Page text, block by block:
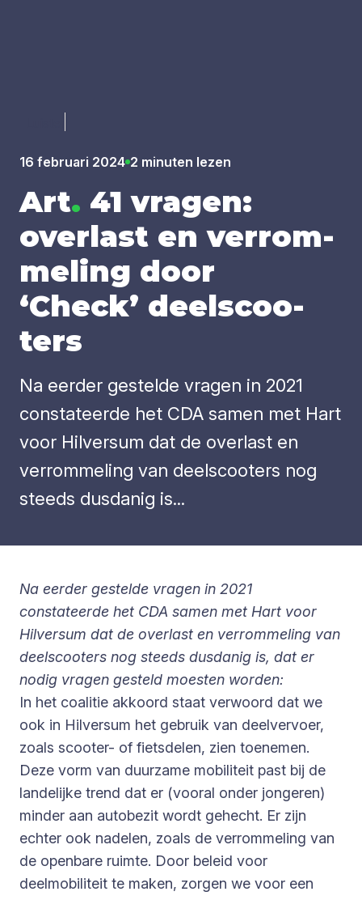
16 februari 2024 2 minuten lezen
Art. 41 vra­gen:
over­last en ver­rom­
me­ling door
‘Check’ deel­scoo­
ters
Na eerder gestelde vragen in 2021
constateerde het CDA samen met Hart
voor Hilversum dat de overlast en
verrommeling van deelscooters nog
steeds dusdanig is...
Na eerder gestelde vragen in 2021
constateerde het CDA samen met Hart voor
Hilversum dat de overlast en verrommeling van
deelscooters nog steeds dusdanig is, dat er
nodig vragen gesteld moesten worden:
In het coalitie akkoord staat verwoord dat we
ook in Hilversum het gebruik van deelvervoer,
zoals scooter- of fietsdelen, zien toenemen.
Deze vorm van duurzame mobiliteit past bij de
landelijke trend dat er (vooral onder jongeren)
minder aan autobezit wordt gehecht. Er zijn
echter ook nadelen, zoals de verrommeling van
de openbare ruimte. Door beleid voor
deelmobiliteit te maken, zorgen we voor een